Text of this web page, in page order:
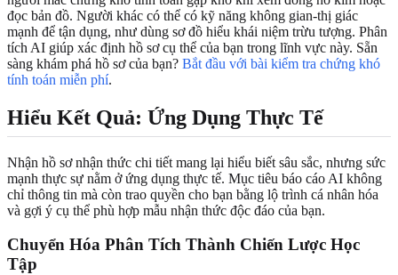
đọc bản đồ. Người khác có thể có kỹ năng không gian-thị giác
mạnh để tận dụng, như dùng sơ đồ hiểu khái niệm trừu tượng. Phân
tích AI giúp xác định hồ sơ cụ thể của bạn trong lĩnh vực này. Sẵn
sàng khám phá hồ sơ của bạn? Bắt đầu với bài kiểm tra chứng khó
tính toán miễn phí.
Hiểu Kết Quả: Ứng Dụng Thực Tế
Nhận hồ sơ nhận thức chi tiết mang lại hiểu biết sâu sắc, nhưng sức
mạnh thực sự nằm ở ứng dụng thực tế. Mục tiêu báo cáo AI không
chỉ thông tin mà còn trao quyền cho bạn bằng lộ trình cá nhân hóa
và gợi ý cụ thể phù hợp mẫu nhận thức độc đáo của bạn.
Chuyển Hóa Phân Tích Thành Chiến Lược Học
Tập